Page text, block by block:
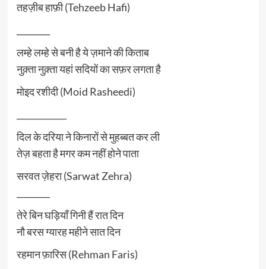
तहज़ीब हाफ़ी (Tehzeeb Hafi)
लम्हे लम्हे से बनी है ये ज़माने की किताब
नुक़्ता नुक़्ता यहां सदियों का सफ़र लगता है
मोइद रशीदी (Moid Rasheedi)
दिल के दरिया ने किनारों से मुहब्बत कर ली
तेज़ बहता है मगर कम नहीं होने पाता
सरवत ज़ेहरा (Sarwat Zehra)
तेरे बिन घड़ियाँ गिनी हैं रात दिन
नौ बरस ग्यारह महीने सात दिन
रहमान फ़ारिस (Rehman Faris)